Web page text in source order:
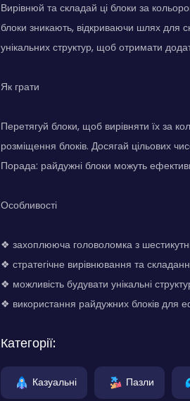
Вирівнюй та складай ці блоки за
блоки зникають, відкриваючи шлях для
унікальних структур, щоб отримати
Як грати
Перетягуй блоки, щоб вирівняти їх за
розміщення блоків. Досягай цільових
Порада: райдужні блоки можуть
Особливості
❖ захоплююча головоломка з
❖ стратегічне вирівнювання та
❖ можливість будувати унікальні
❖ використання райдужних блоків для
Категорії:
Казуальні Пазли